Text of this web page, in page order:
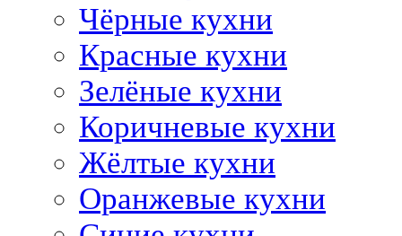
Чёрные кухни
Красные кухни
Зелёные кухни
Коричневые кухни
Жёлтые кухни
Оранжевые кухни